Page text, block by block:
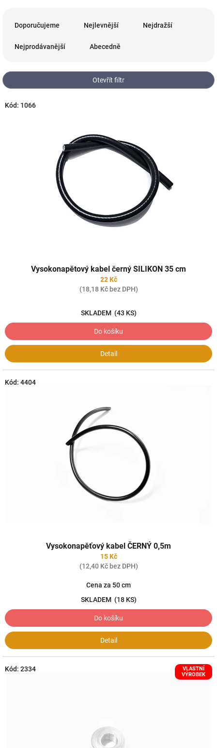
p
r
d
Doporučujeme Nejlevnější Nejdražší
Nejprodávanější Abecedně
Otevřít filtr
V
Vysokonapětový kabel černý SILIKON 35 cm
22 Kč
(18,18 Kč bez DPH)
SKLADEM (43 KS)
Do košíku
Detail
Kód: 1066
Vysokonapěťový kabel ČERNÝ 0,5m
15 Kč
(12,40 Kč bez DPH)
Cena za 50 cm
SKLADEM (18 KS)
Do košíku
Detail
Kód: 4404
VLASTNÍ
VÝROBEK
Kód: 2334